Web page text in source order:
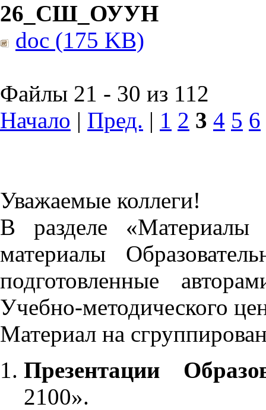
26_СШ_ОУУН
doc (175 KB)
Файлы 21 - 30 из 112
Начало | Пред. | 1 2 3 4 5 6
Уважаемые коллеги!
В разделе «Материалы
материалы
подготовленные
Учебно-методического
Материал на
Презентации
2100».